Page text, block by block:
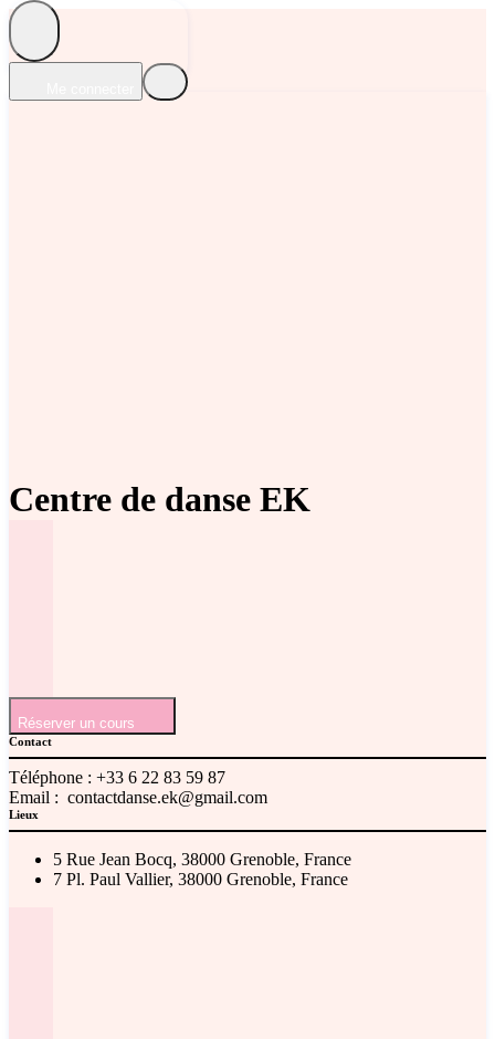
Centre de danse EK
Réserver un cours
Contact
Téléphone : +33 6 22 83 59 87
Email : contactdanse.ek@gmail.com
Lieux
5 Rue Jean Bocq, 38000 Grenoble, France
7 Pl. Paul Vallier, 38000 Grenoble, France